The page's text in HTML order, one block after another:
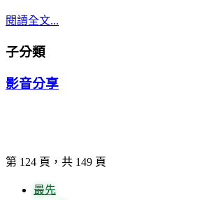
閱讀全文...
子分類
影音分享
第 124 頁，共 149 頁
最先